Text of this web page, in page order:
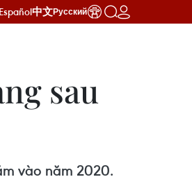
Español中文Русский
sau
vào năm 2020.